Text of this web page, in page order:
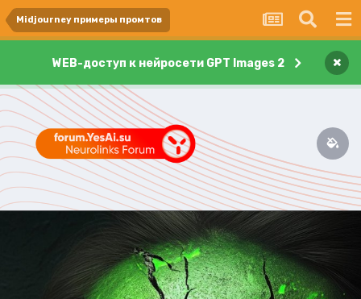
Midjourney примеры промтов
WEB-доступ к нейросети GPT Images 2 ×